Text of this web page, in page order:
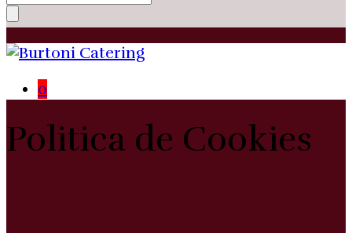
for:
0
Politica de Cookies